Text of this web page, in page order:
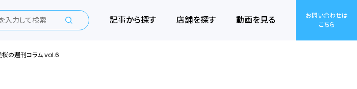
記事から探す 店舗を探す 動画を見る
お問い合わせは
こちら
桜の週刊コラム vol.6